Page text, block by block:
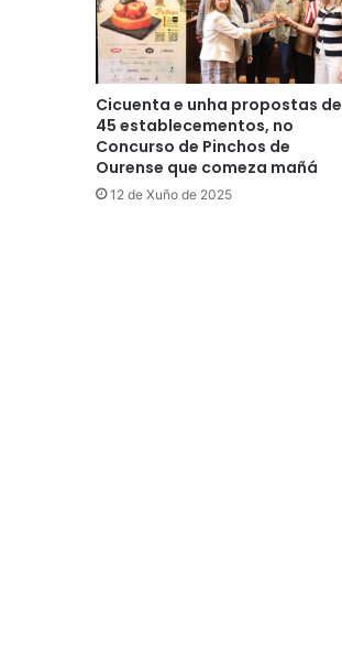
Cicuenta e unha propostas de
45 establecementos, no
Concurso de Pinchos de
Ourense que comeza mañá
12 de Xuño de 2025